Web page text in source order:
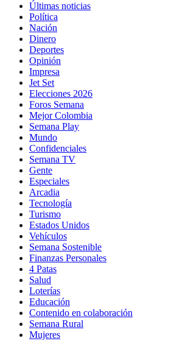
Últimas noticias
Política
Nación
Dinero
Deportes
Opinión
Impresa
Jet Set
Elecciones 2026
Foros Semana
Mejor Colombia
Semana Play
Mundo
Confidenciales
Semana TV
Gente
Especiales
Arcadia
Tecnología
Turismo
Estados Unidos
Vehículos
Semana Sostenible
Finanzas Personales
4 Patas
Salud
Loterías
Educación
Contenido en colaboración
Semana Rural
Mujeres